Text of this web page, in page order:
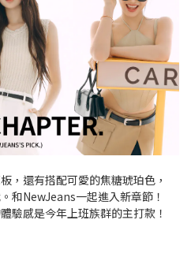
，還有搭配可愛的焦糖琥珀色，
和NewJeans一起進入新章節！
驗感是今年上班族群的主打款！